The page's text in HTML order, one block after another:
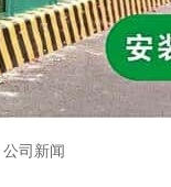
公司新闻